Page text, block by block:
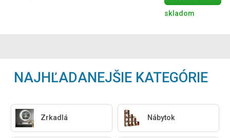
skladom
NAJHĽADANEJŠIE KATEGÓRIE
Zrkadlá Nábytok